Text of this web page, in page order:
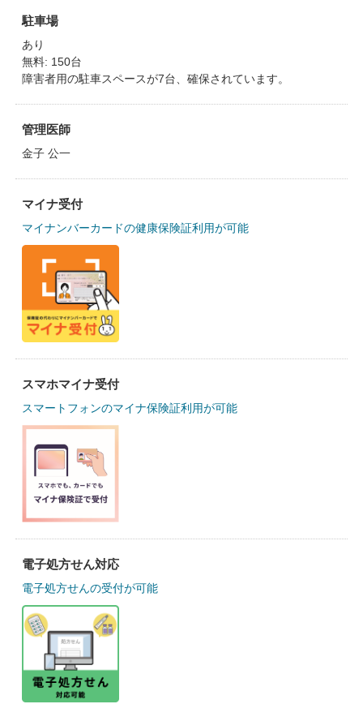
駐車場
あり
無料: 150台
障害者用の駐車スペースが7台、確保されています。
管理医師
金子 公一
マイナ受付
マイナンバーカードの健康保険証利用が可能
スマホマイナ受付
スマートフォンのマイナ保険証利用が可能
電子処方せん対応
電子処方せんの受付が可能